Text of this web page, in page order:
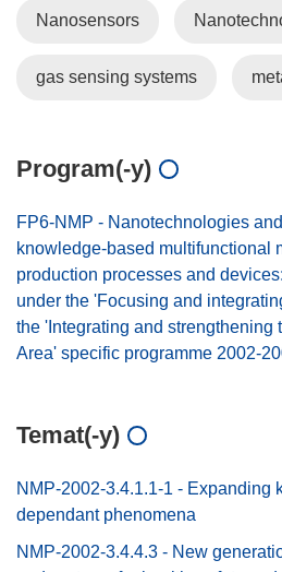
Nanosensors
gas sensing systems
Program(-y)
FP6-NMP - Nanotechnologies
knowledge-based multifunctional
production processes and
under the 'Focusing and
the 'Integrating and strengthening
Area' specific programme 2002-
Temat(-y)
NMP-2002-3.4.1.1-1 - Expanding
dependant phenomena
NMP-2002-3.4.4.3 - New